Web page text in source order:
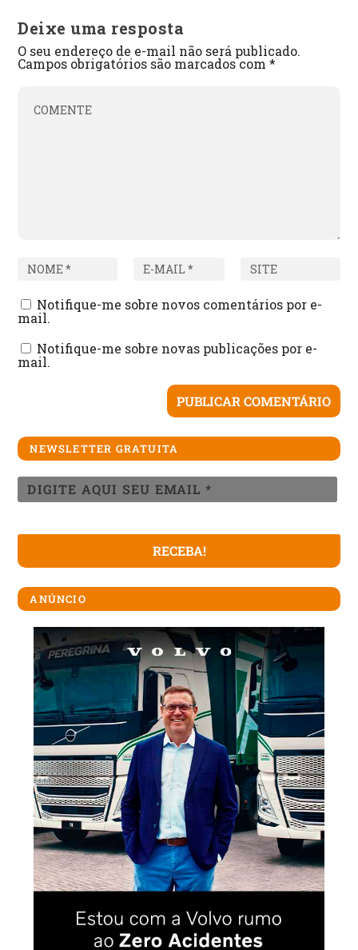
Deixe uma resposta
O seu endereço de e-mail não será publicado.
Campos obrigatórios são marcados com*
Notifique-me sobre novos comentários por e-
mail.
Notifique-me sobre novas publicações por e-
mail.
NEWSLETTER GRATUITA
ANÚNCIO